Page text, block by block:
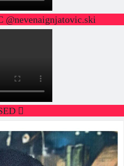
@nevenaignjatovic.ski